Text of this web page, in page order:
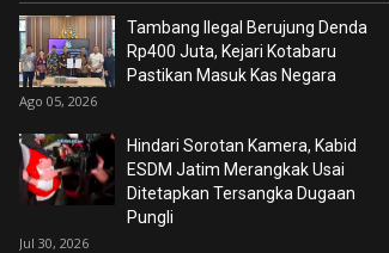
Tambang Ilegal Berujung Denda
Rp400 Juta, Kejari Kotabaru
Pastikan Masuk Kas Negara
Ago 05, 2026
Hindari Sorotan Kamera, Kabid
ESDM Jatim Merangkak Usai
Ditetapkan Tersangka Dugaan
Pungli
Jul 30, 2026